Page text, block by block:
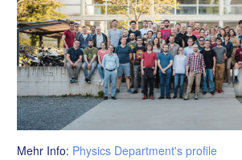
Mehr Info: Physics Department's profile